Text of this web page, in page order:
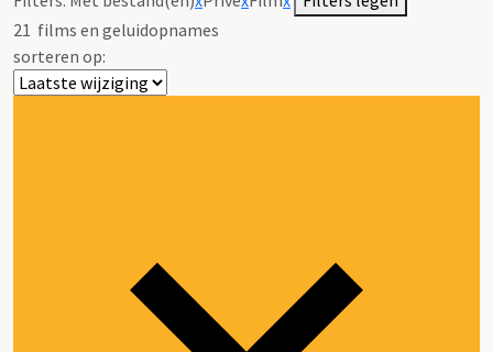
21 films en geluidopnames
sorteren op: